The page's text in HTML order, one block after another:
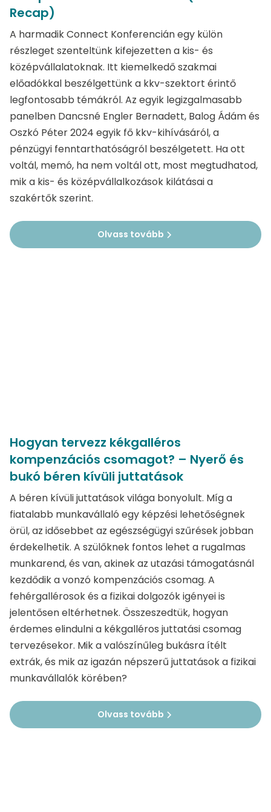
Recap)
A harmadik Connect Konferencián egy külön
részleget szenteltünk kifejezetten a kis- és
középvállalatoknak. Itt kiemelkedő szakmai
előadókkal beszélgettünk a kkv-szektort érintő
legfontosabb témákról. Az egyik legizgalmasabb
panelben Dancsné Engler Bernadett, Balog Ádám és
Oszkó Péter 2024 egyik fő kkv-kihívásáról, a
pénzügyi fenntarthatóságról beszélgetett. Ha ott
voltál, memó, ha nem voltál ott, most megtudhatod,
mik a kis- és középvállalkozások kilátásai a
szakértők szerint.
Olvass tovább
Hogyan tervezz kékgalléros
kompenzációs csomagot? – Nyerő és
bukó béren kívüli juttatások
A béren kívüli juttatások világa bonyolult. Míg a
fiatalabb munkavállaló egy képzési lehetőségnek
örül, az idősebbet az egészségügyi szűrések jobban
érdekelhetik. A szülőknek fontos lehet a rugalmas
munkarend, és van, akinek az utazási támogatásnál
kezdődik a vonzó kompenzációs csomag. A
fehérgallérosok és a fizikai dolgozók igényei is
jelentősen eltérhetnek. Összeszedtük, hogyan
érdemes elindulni a kékgalléros juttatási csomag
tervezésekor. Mik a valószínűleg bukásra ítélt
extrák, és mik az igazán népszerű juttatások a fizikai
munkavállalók körében?
Olvass tovább